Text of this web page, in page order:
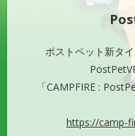
ポストペット新タ
「CAMPFIRE :
https://camp-